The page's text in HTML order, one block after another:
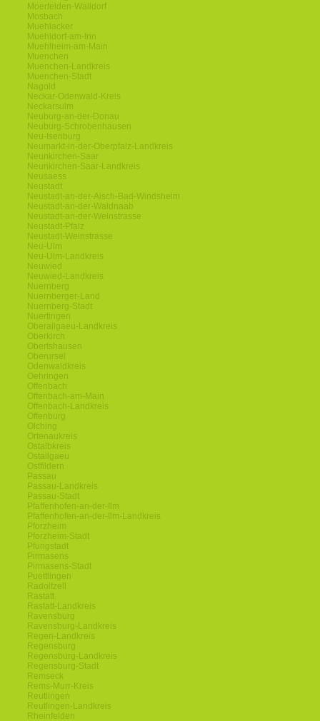
Moerfelden-Walldorf
Mosbach
Muehlacker
Muehldorf-am-Inn
Muehlheim-am-Main
Muenchen
Muenchen-Landkreis
Muenchen-Stadt
Nagold
Neckar-Odenwald-Kreis
Neckarsulm
Neuburg-an-der-Donau
Neuburg-Schrobenhausen
Neu-Isenburg
Neumarkt-in-der-Oberpfalz-Landkreis
Neunkirchen-Saar
Neunkirchen-Saar-Landkreis
Neusaess
Neustadt
Neustadt-an-der-Aisch-Bad-Windsheim
Neustadt-an-der-Waldnaab
Neustadt-an-der-Weinstrasse
Neustadt-Pfalz
Neustadt-Weinstrasse
Neu-Ulm
Neu-Ulm-Landkreis
Neuwied
Neuwied-Landkreis
Nuernberg
Nuernberger-Land
Nuernberg-Stadt
Nuertingen
Oberallgaeu-Landkreis
Oberkirch
Obertshausen
Oberursel
Odenwaldkreis
Oehringen
Offenbach
Offenbach-am-Main
Offenbach-Landkreis
Offenburg
Olching
Ortenaukreis
Ostalbkreis
Ostallgaeu
Ostfildern
Passau
Passau-Landkreis
Passau-Stadt
Pfaffenhofen-an-der-Ilm
Pfaffenhofen-an-der-Ilm-Landkreis
Pforzheim
Pforzheim-Stadt
Pfungstadt
Pirmasens
Pirmasens-Stadt
Puettlingen
Radolfzell
Rastatt
Rastatt-Landkreis
Ravensburg
Ravensburg-Landkreis
Regen-Landkreis
Regensburg
Regensburg-Landkreis
Regensburg-Stadt
Remseck
Rems-Murr-Kreis
Reutlingen
Reutlingen-Landkreis
Rheinfelden